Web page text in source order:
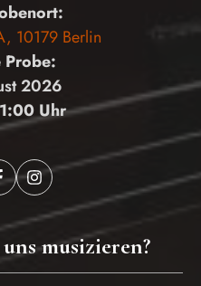
10179 Berlin
Probe:
2026
Uhr
musizieren?